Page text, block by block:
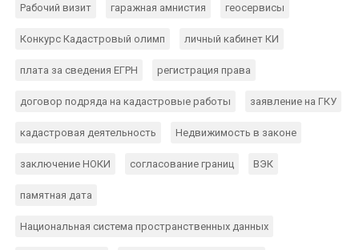
Рабочий визит гаражная амнистия геосервисы
Конкурс Кадастровый олимп личный кабинет КИ
плата за сведения ЕГРН регистрация права
договор подряда на кадастровые работы заявление на ГКУ
кадастровая деятельность Недвижимость в законе
заключение НОКИ согласование границ ВЭК
памятная дата
Национальная система пространственных данных